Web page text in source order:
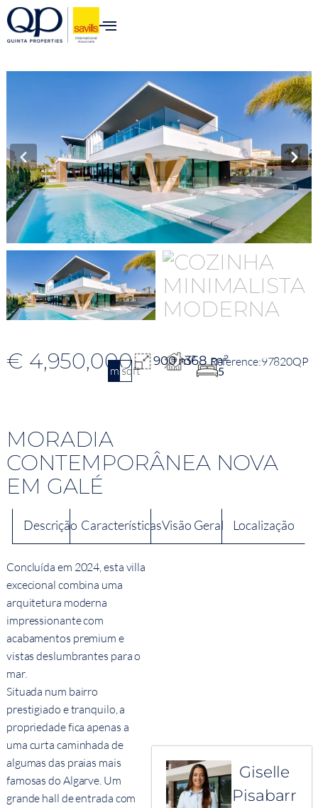
€ 4,950,000
m2sqft
900 m²368 m²
5
97820QP
MORADIA
CONTEMPORÂNEA NOVA
EM GALÉ
Descrição CaracterísticasVisão Geral Localização
Concluída em 2024, esta villa
excecional combina uma
arquitetura moderna
impressionante com
acabamentos premium e
vistas deslumbrantes para o
mar.
Situada num bairro
prestigiado e tranquilo, a
propriedade fica apenas a
uma curta caminhada de
algumas das praias mais
famosas do Algarve. Um
grande hall de entrada com
Giselle
Pisabarr